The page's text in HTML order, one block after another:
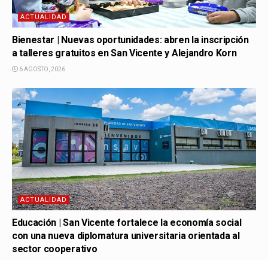
ACTUALIDAD
Bienestar | Nuevas oportunidades: abren la inscripción
a talleres gratuitos en San Vicente y Alejandro Korn
6 AGOSTO, 2026
ACTUALIDAD
Educación | San Vicente fortalece la economía social
con una nueva diplomatura universitaria orientada al
sector cooperativo